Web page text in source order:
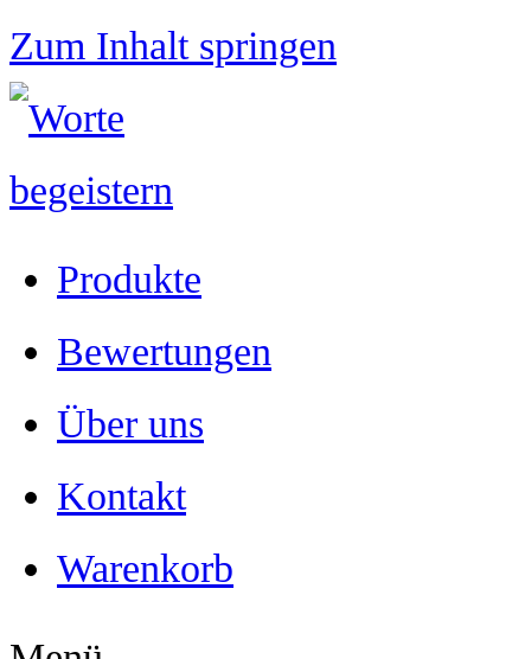
Zum Inhalt springen
Produkte
Bewertungen
Über uns
Kontakt
Warenkorb